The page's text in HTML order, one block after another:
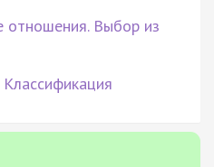
отношения. Выбор из